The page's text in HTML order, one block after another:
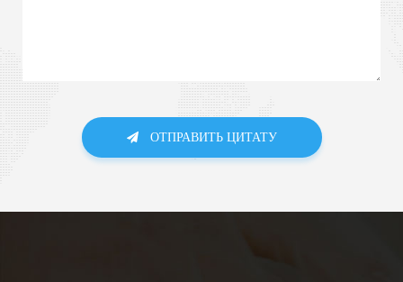
ОТПРАВИТЬ ЦИТАТУ